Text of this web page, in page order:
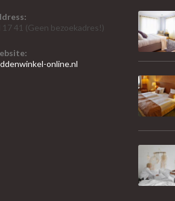
17 41 (Geen bezoekadres!)
online.nl